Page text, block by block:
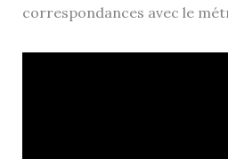
correspondances avec le